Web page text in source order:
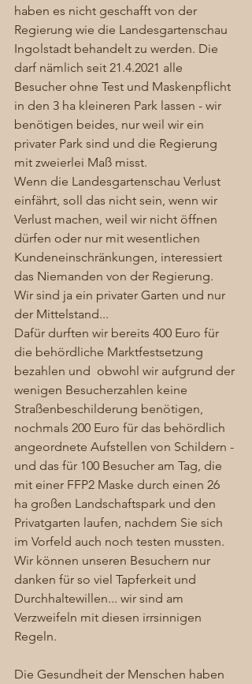
haben es nicht geschafft von der
Regierung wie die Landesgartenschau
Ingolstadt behandelt zu werden. Die
darf nämlich seit 21.4.2021 alle
Besucher ohne Test und Maskenpflicht
in den 3 ha kleineren Park lassen - wir
benötigen beides, nur weil wir ein
privater Park sind und die Regierung
mit zweierlei Maß misst.
Wenn die Landesgartenschau Verlust
einfährt, soll das nicht sein, wenn wir
Verlust machen, weil wir nicht öffnen
dürfen oder nur mit wesentlichen
Kundeneinschränkungen, interessiert
das Niemanden von der Regierung.
Wir sind ja ein privater Garten und nur
der Mittelstand...
Dafür durften wir bereits 400 Euro für
die behördliche Marktfestsetzung
bezahlen und  obwohl wir aufgrund der
wenigen Besucherzahlen keine
Straßenbeschilderung benötigen,
nochmals 200 Euro für das behördlich
angeordnete Aufstellen von Schildern -
und das für 100 Besucher am Tag, die
mit einer FFP2 Maske durch einen 26
ha großen Landschaftspark und den
Privatgarten laufen, nachdem Sie sich
im Vorfeld auch noch testen mussten.
Wir können unseren Besuchern nur
danken für so viel Tapferkeit und
Durchhaltewillen... wir sind am
Verzweifeln mit diesen irrsinnigen
Regeln.
Die Gesundheit der Menschen haben